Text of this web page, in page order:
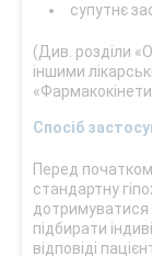
супутнє
(Див. розділи
іншими
Спосіб
Перед початком
стандартну
дотримуватися
підбирати
відповіді